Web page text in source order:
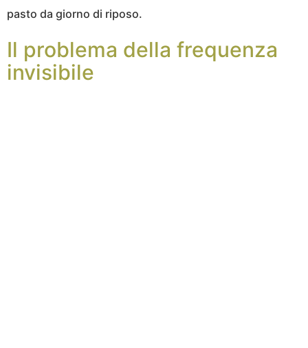
pasto da giorno di riposo.
Il problema della frequenza
invisibile